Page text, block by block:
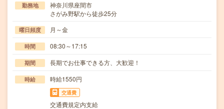
勤務地
神奈川県座間市
さがみ野駅から徒歩25分
曜日頻度 月～金
時間 08:30～17:15
期間 長期でお仕事できる方、大歓迎！
時給 時給1550円
交通費
交通費規定内支給